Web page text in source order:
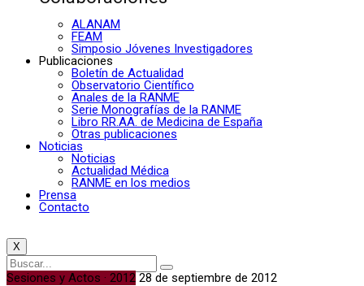
ALANAM
FEAM
Simposio Jóvenes Investigadores
Publicaciones
Boletín de Actualidad
Observatorio Científico
Anales de la RANME
Serie Monografías de la RANME
Libro RR.AA. de Medicina de España
Otras publicaciones
Noticias
Noticias
Actualidad Médica
RANME en los medios
Prensa
Contacto
X
Sesiones y Actos · 2012 28 de septiembre de 2012